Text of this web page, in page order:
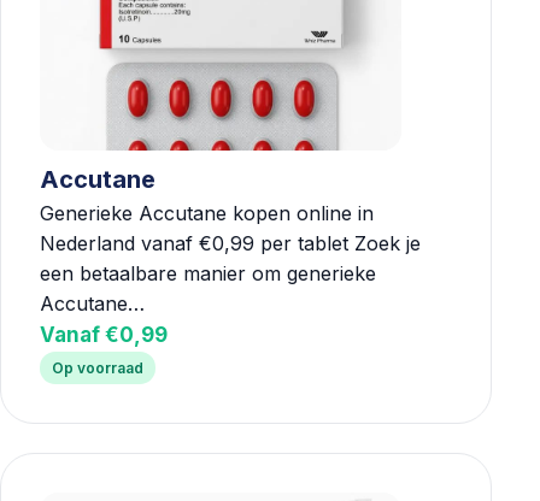
Accutane
Generieke Accutane kopen online in
Nederland vanaf €0,99 per tablet Zoek je
een betaalbare manier om generieke
Accutane…
Vanaf €0,99
Op voorraad